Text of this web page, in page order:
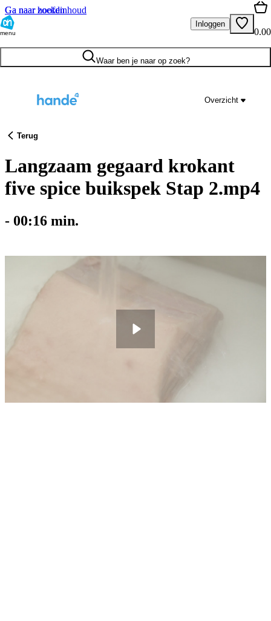
Ga naar hoofdinhoud
Ga naar zoeken
menu
Inloggen
0.00
Waar ben je naar op zoek?
Overzicht
Terug
Langzaam gegaard krokant
five spice buikspek Stap 2.mp4
- 00:16 min.